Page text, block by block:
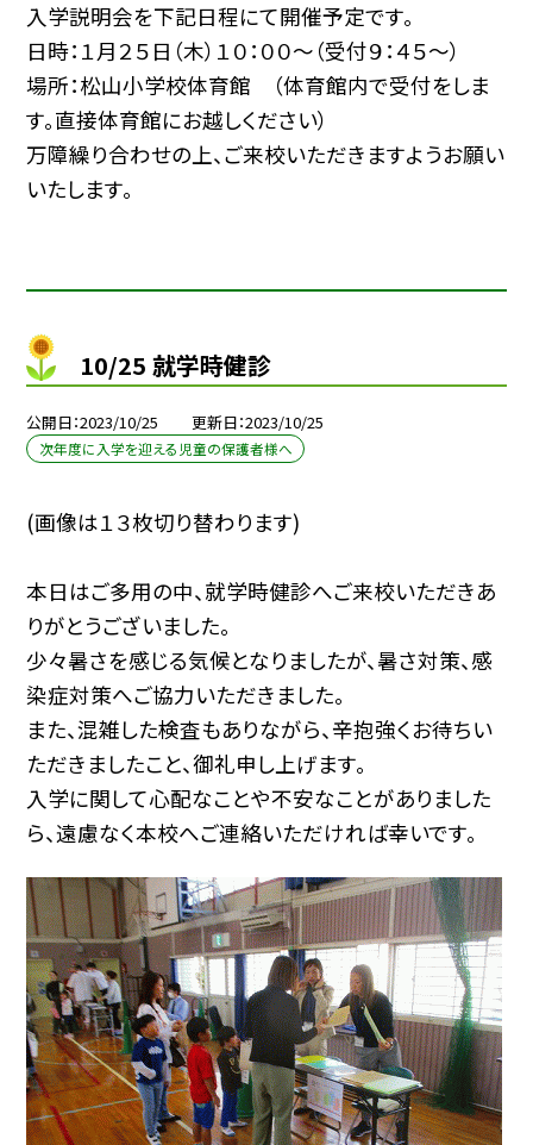
入学説明会を下記日程にて開催予定です。
日時：１月２５日（木）１０：００〜（受付９：４５〜）
場所：松山小学校体育館 （体育館内で受付をしま
す。直接体育館にお越しください）
万障繰り合わせの上、ご来校いただきますようお願い
いたします。
10/25 就学時健診
公開日 2023/10/25 更新日 2023/10/25
次年度に入学を迎える児童の保護者様へ
(画像は１３枚切り替わります)
本日はご多用の中、就学時健診へご来校いただきあ
りがとうございました。
少々暑さを感じる気候となりましたが、暑さ対策、感
染症対策へご協力いただきました。
また、混雑した検査もありながら、辛抱強くお待ちい
ただきましたこと、御礼申し上げます。
入学に関して心配なことや不安なことがありました
ら、遠慮なく本校へご連絡いただければ幸いです。